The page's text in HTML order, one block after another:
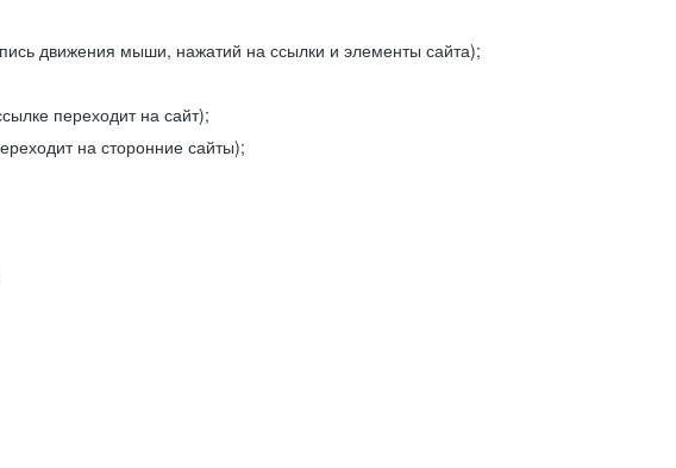
движения мыши, нажатий на ссылки и элементы сайта);
переходит на сайт);
на сторонние сайты);